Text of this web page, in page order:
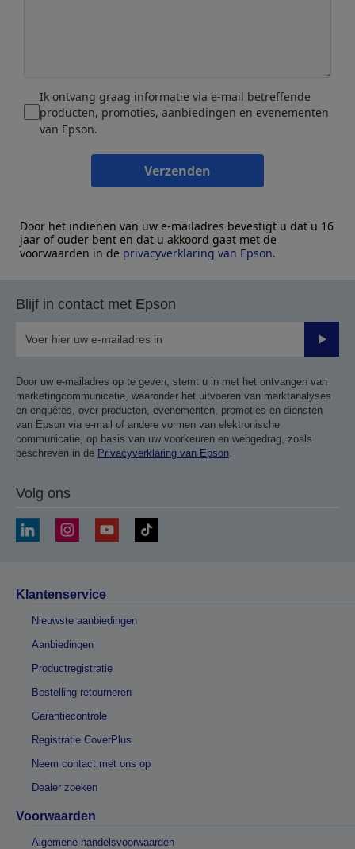
Ik ontvang graag informatie via e-mail betreffende
producten, promoties, aanbiedingen en evenementen
van Epson.
Verzenden
Door het indienen van uw e-mailadres bevestigt u dat u 16
jaar of ouder bent en dat u akkoord gaat met de
voorwaarden in de privacyverklaring van Epson.
Blijf in contact met Epson
Door uw e-mailadres op te geven, stemt u in met het ontvangen van
marketingcommunicatie, waaronder het uitvoeren van marktanalyses
en enquêtes, over producten, evenementen, promoties en diensten
van Epson via e-mail of andere vormen van elektronische
communicatie, op basis van uw voorkeuren en webgedrag, zoals
beschreven in de Privacyverklaring van Epson.
Volg ons
Klantenservice
Nieuwste aanbiedingen
Aanbiedingen
Productregistratie
Bestelling retourneren
Garantiecontrole
Registratie CoverPlus
Neem contact met ons op
Dealer zoeken
Voorwaarden
Algemene handelsvoorwaarden